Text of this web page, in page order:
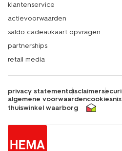
klantenservice
actievoorwaarden
saldo cadeaukaart opvragen
partnerships
retail media
privacy statementdisclaimer
algemene voorwaardencookies
thuiswinkel waarborg